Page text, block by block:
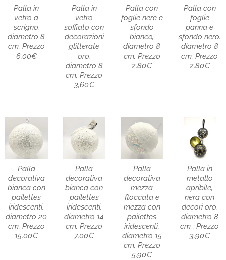
Palla in
vetro a
scrigno,
diametro 8
cm. Prezzo
6,00€
Palla in
vetro
soffiato con
decorazioni
glitterate
oro,
diametro 8
cm. Prezzo
3,60€
Palla con
foglie nere e
sfondo
bianco,
diametro 8
cm. Prezzo
2,80€
Palla con
foglie
panna e
sfondo nero,
diametro 8
cm. Prezzo
2,80€
Palla
decorativa
bianca con
pailettes
iridescenti,
diametro 20
cm. Prezzo
15,00€
Palla
decorativa
bianca con
pailettes
iridescenti,
diametro 14
cm. Prezzo
7,00€
Palla
decorativa
mezza
floccata e
mezza con
pailettes
iridescenti,
diametro 15
cm. Prezzo
5,90€
Palla in
metallo
apribile,
nera con
decori oro,
diametro 8
cm . Prezzo
3,90€